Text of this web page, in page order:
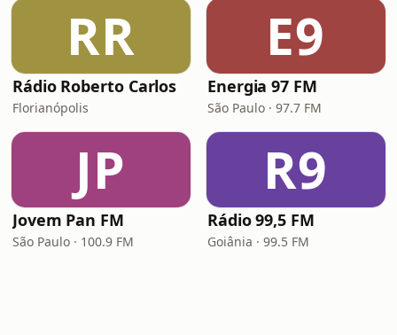
RR
Rádio Roberto Carlos
Florianópolis
E9
Energia 97 FM
São Paulo · 97.7 FM
JP
Jovem Pan FM
São Paulo · 100.9 FM
R9
Rádio 99,5 FM
Goiânia · 99.5 FM